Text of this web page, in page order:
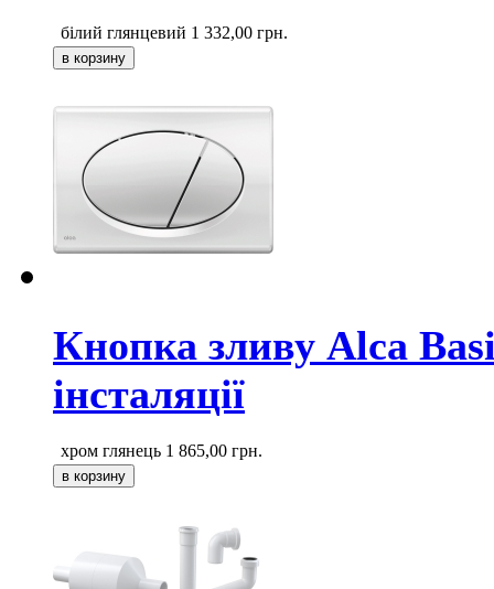
білий глянцевий 1 332,00 грн.
Кнопка зливу Alca
інсталяції
хром глянець 1 865,00 грн.